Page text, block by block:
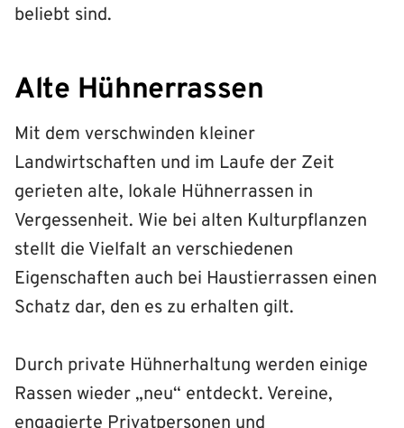
beliebt sind.
Alte Hühnerrassen
Mit dem verschwinden kleiner
Landwirtschaften und im Laufe der Zeit
gerieten alte, lokale Hühnerrassen in
Vergessenheit. Wie bei alten Kulturpflanzen
stellt die Vielfalt an verschiedenen
Eigenschaften auch bei Haustierrassen einen
Schatz dar, den es zu erhalten gilt.
Durch private Hühnerhaltung werden einige
Rassen wieder „neu“ entdeckt. Vereine,